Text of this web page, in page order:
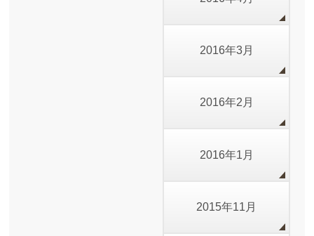
2016年3月
2016年2月
2016年1月
2015年11月